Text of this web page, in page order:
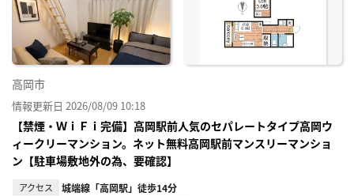
高岡市
情報更新日 2026/08/09 10:18
【禁煙・ＷｉＦｉ完備】高岡駅前人気のセパレートタイプ高岡ウ
ィークリーマンション。ネット無料高岡駅前マンスリーマンショ
ン【駐車場敷地外の為、要確認】
アクセス 城端線「高岡駅」徒歩14分